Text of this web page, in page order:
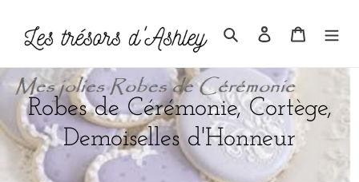
contenu
RechercherSe connecter
Panier
C
o
l
Robes de Cérémonie, Cortège,
Demoiselles d'Honneur